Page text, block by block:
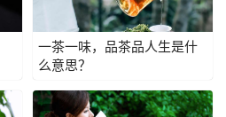
一茶一味，品茶品人生是什
么意思？